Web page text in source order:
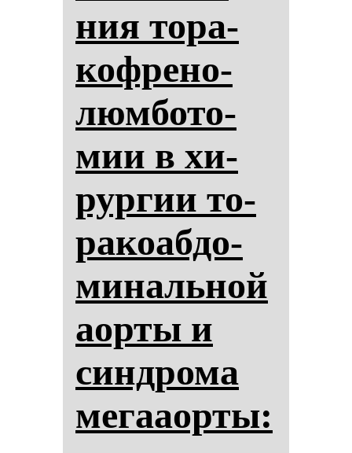
ния то­ра­
коф­ре­но­
люм­бо­то­
мии в хи­
рур­гии то­
ра­ко­аб­до­
ми­наль­ной
аор­ты и
син­дро­ма
ме­гааор­ты: